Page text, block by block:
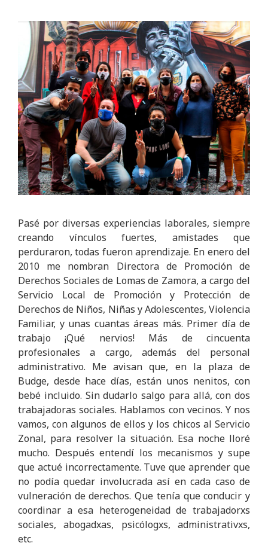
Pasé por diversas experiencias laborales, siempre
creando vínculos fuertes, amistades que
perduraron, todas fueron aprendizaje. En enero del
2010 me nombran Directora de Promoción de
Derechos Sociales de Lomas de Zamora, a cargo del
Servicio Local de Promoción y Protección de
Derechos de Niños, Niñas y Adolescentes, Violencia
Familiar, y unas cuantas áreas más. Primer día de
trabajo ¡Qué nervios! Más de cincuenta
profesionales a cargo, además del personal
administrativo. Me avisan que, en la plaza de
Budge, desde hace días, están unos nenitos, con
bebé incluido. Sin dudarlo salgo para allá, con dos
trabajadoras sociales. Hablamos con vecinos. Y nos
vamos, con algunos de ellos y los chicos al Servicio
Zonal, para resolver la situación. Esa noche lloré
mucho. Después entendí los mecanismos y supe
que actué incorrectamente. Tuve que aprender que
no podía quedar involucrada así en cada caso de
vulneración de derechos. Que tenía que conducir y
coordinar a esa heterogeneidad de trabajadorxs
sociales, abogadxas, psicólogxs, administrativxs,
etc.